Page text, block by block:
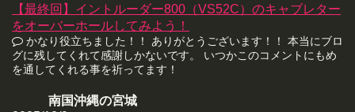
【最終回】イントルーダー800（VS52C）のキャブレター
をオーバーホールしてみよう！
かなり役立ちました！！ ありがとうございます！！ 本当にブロ
グに残してくれて感謝しかないです。 いつかこのコメントにもめ
を通してくれる事を祈ってます！
南国沖縄の宮城